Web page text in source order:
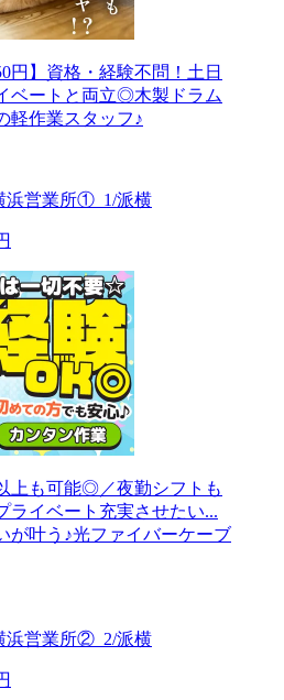
円】資格・経験不問！土日
ベートと両立◎木製ドラム
軽作業スタッフ♪
浜営業所①_1/派横
上も可能◎／夜勤シフトも
ライベート充実させたい...
が叶う♪光ファイバーケーブ
浜営業所②_2/派横